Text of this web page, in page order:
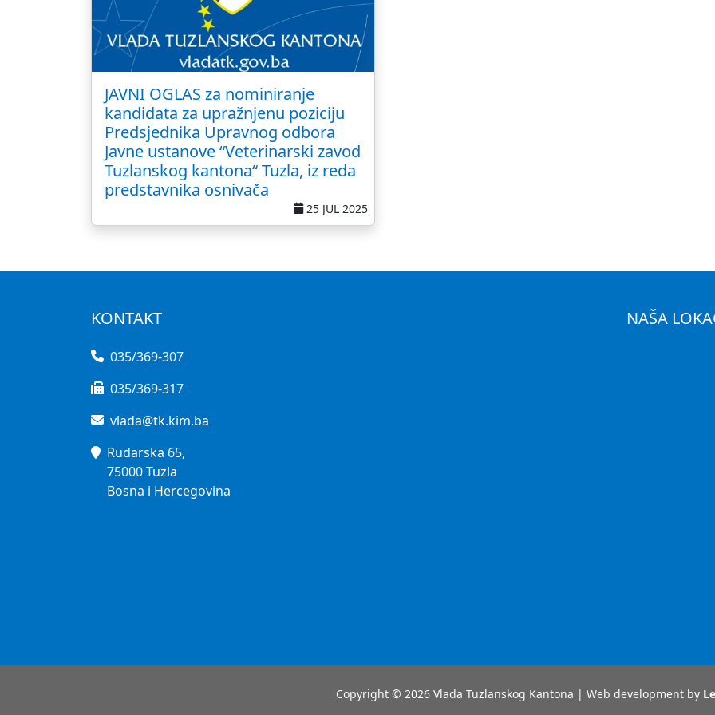
JAVNI OGLAS za nominiranje
kandidata za upražnjenu poziciju
Predsjednika Upravnog odbora
Javne ustanove “Veterinarski zavod
Tuzlanskog kantona“ Tuzla, iz reda
predstavnika osnivača
25 JUL 2025
KONTAKT
035/369-307
035/369-317
vlada@tk.kim.ba
Rudarska 65,
75000 Tuzla
Bosna i Hercegovina
NAŠA
Copyright © 2026 Vlada Tuzlanskog Kantona | Web development by